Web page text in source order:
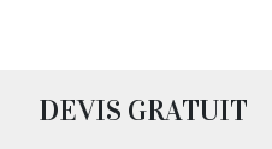
DEVIS GRATUIT